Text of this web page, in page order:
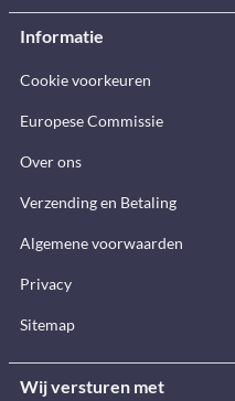
Informatie
Cookie voorkeuren
Europese Commissie
Over ons
Verzending en Betaling
Algemene voorwaarden
Privacy
Sitemap
Wij versturen met